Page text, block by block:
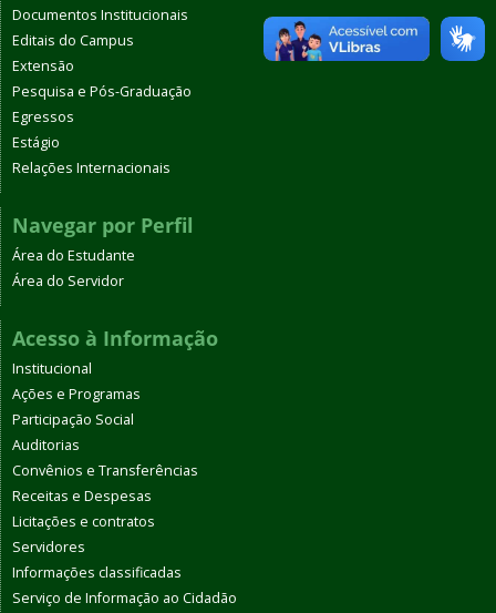
Documentos Institucionais
Editais do Campus
Extensão
Pesquisa e Pós-Graduação
Egressos
Estágio
Relações Internacionais
Navegar por Perfil
Área do Estudante
Área do Servidor
Acesso à Informação
Institucional
Ações e Programas
Participação Social
Auditorias
Convênios e Transferências
Receitas e Despesas
Licitações e contratos
Servidores
Informações classificadas
Serviço de Informação ao Cidadão